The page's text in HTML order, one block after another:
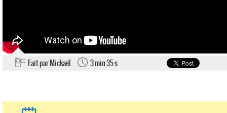
Fait par Mickaël 3 min 35 s